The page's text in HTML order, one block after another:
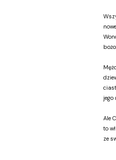
jego
Ale
to
ze